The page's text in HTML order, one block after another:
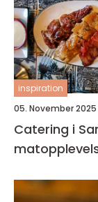
inspiration
05. November 2025
Catering i